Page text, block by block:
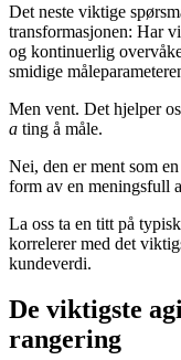
Det neste viktige
transformasjonen: Har
og kontinuerlig
smidige
Men vent. Det hjelper
a ting å måle.
Nei, den er ment som
form av en meningsfull
La oss ta en titt på
korrelerer med det
kundeverdi.
De viktigste
rangering